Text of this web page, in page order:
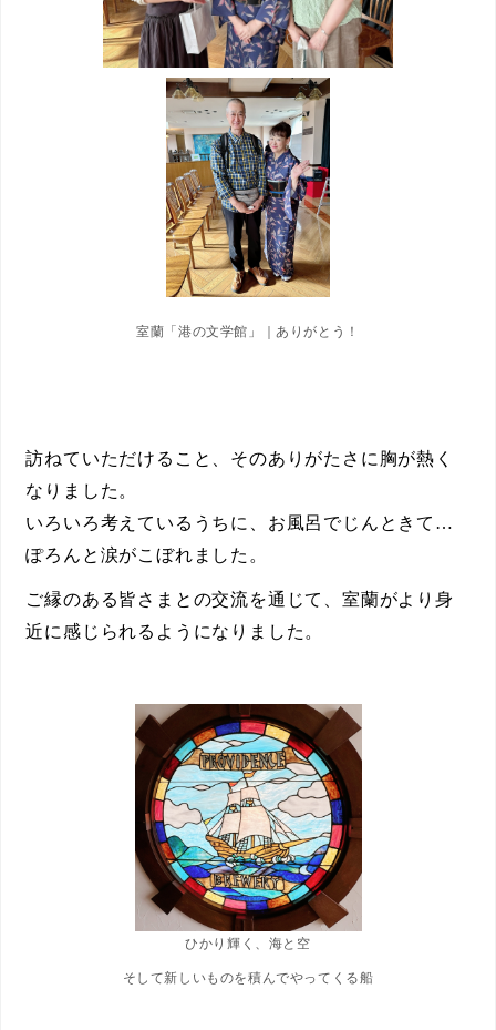
室蘭「港の文学館」｜ありがとう！
訪ねていただけること、そのありがたさに胸が熱く
なりました。
いろいろ考えているうちに、お風呂でじんときて…
ぽろんと涙がこぼれました。
ご縁のある皆さまとの交流を通じて、室蘭がより身
近に感じられるようになりました。
ひかり輝く、海と空
そして新しいものを積んでやってくる船